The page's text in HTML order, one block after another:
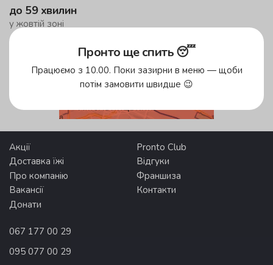
до 59 хвилин
у жовтій зоні
безкоштовна доставка
Акції
Pronto Club
Доставка їжі
Відгуки
Про компанію
Франшиза
Вакансії
Контакти
Донати
067 177 00 29
095 077 00 29
Пронто ще спить 😴
Працюємо з 10.00. Поки зазирни в меню — щоби
потім замовити швидше 😉